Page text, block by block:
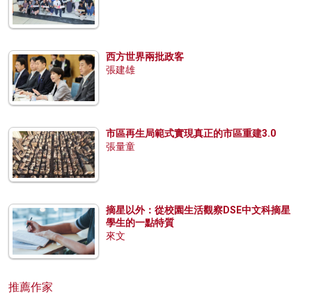
西方世界兩批政客
張建雄
市區再生局範式實現真正的市區重建3.0
張量童
摘星以外：從校園生活觀察DSE中文科摘星
學生的一點特質
來文
推薦作家